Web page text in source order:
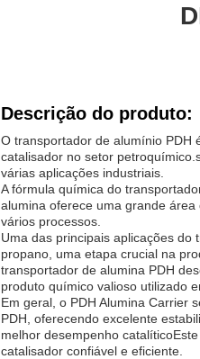
Descrição do produto:
O transportador de alumínio PDH
catalisador no setor
várias aplicações industriais.
A fórmula química do
alumina oferece uma grande
vários processos.
Uma das principais aplicações
propano, uma etapa crucial na
transportador de alumina PDH
produto químico valioso utilizado
Em geral, o PDH Alumina Carrier
PDH, oferecendo excelente
melhor desempenho
catalisador confiável e eficiente.